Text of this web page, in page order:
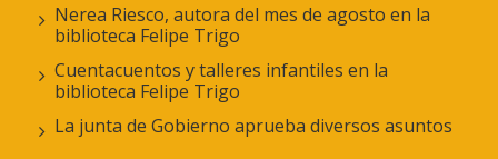
Nerea Riesco, autora del mes de agosto en la
biblioteca Felipe Trigo
Cuentacuentos y talleres infantiles en la
biblioteca Felipe Trigo
La junta de Gobierno aprueba diversos asuntos